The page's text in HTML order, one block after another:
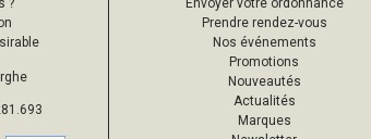
Prendre rendez-vous
Nos événements
Promotions
Nouveautés
Actualités
Marques